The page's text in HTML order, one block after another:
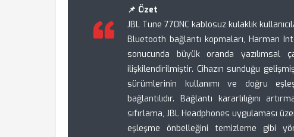
📌 Özet
JBL Tune 770NC kablosuz kulaklık
Bluetooth bağlantı kopmaları, Harman
sonucunda büyük oranda yazılımsal
ilişkilendirilmiştir. Cihazın sunduğu
sürümlerinin kullanımı ve doğru
bağlantılıdır. Bağlantı kararlılığını
sıfırlama, JBL Headphones uygulaması
eşleşme önbelleğini temizleme gibi